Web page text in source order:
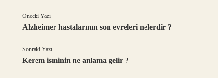
Önceki Yazı
Alzheimer hastalarının son evreleri nelerdir ?
Sonraki Yazı
Kerem isminin ne anlama gelir ?